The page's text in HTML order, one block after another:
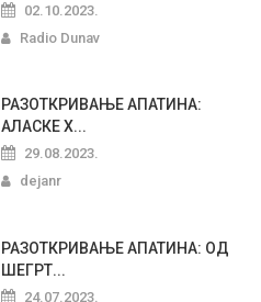
02.10.2023.
Radio Dunav
РАЗОТКРИВАЊЕ АПАТИНА:
АЛАСКЕ Х...
29.08.2023.
dejanr
РАЗОТКРИВАЊЕ АПАТИНА: ОД
ШЕГРТ...
24.07.2023.